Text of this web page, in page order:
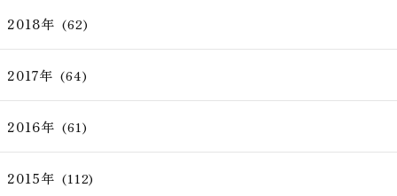
2018年 (62)
2017年 (64)
2016年 (61)
2015年 (112)